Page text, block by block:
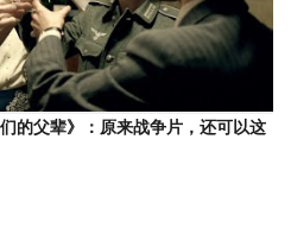
的父辈》：原来战争片，还可以这